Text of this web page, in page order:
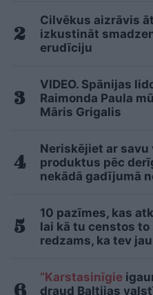
Cilvēkus aizrāvis
izkustināt
erudīciju
VIDEO. Spānijas
Raimonda Paula
Māris Grigalis
Neriskējiet ar
produktus pēc
nekādā gadījumā
10 pazīmes, kas
lai kā tu censtos to
redzams, ka tev
“Karstasinīgie
draud Baltijas